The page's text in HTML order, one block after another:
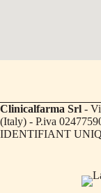
Clinicalfarma Srl -
(Italy) - P.iva
IDENTIFIANT